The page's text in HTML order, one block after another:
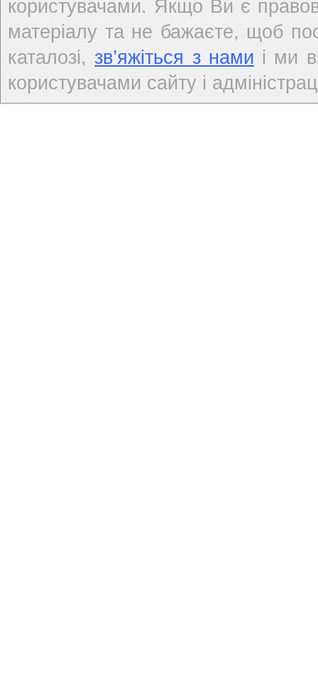
користувачами. Якщо Ви є
матеріалу та не бажаєте, щоб
каталозі,зв’яжіться з нами і ми
користувачами сайту і